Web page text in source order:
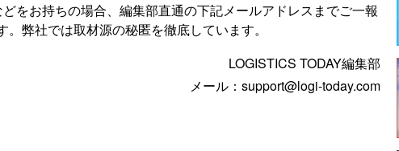
をお持ちの場合、編集部直通の下記メールアドレスまでご一報
。弊社では取材源の秘匿を徹底しています。
LOGISTICS TODAY編集部
メール：support@logi-today.com